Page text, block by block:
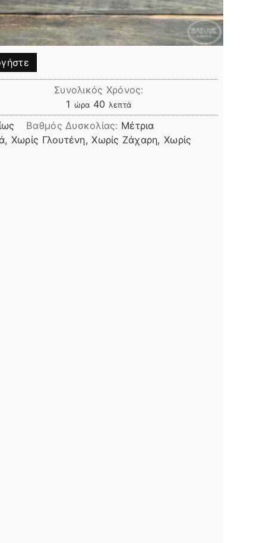
Συνολικός Χρόνος:
1 ώρα
ώρα 40 λεπτά
λεπτά
Βαθμός Δυσκολίας: Μέτρια
Χωρίς Γλουτένη, Χωρίς Ζάχαρη, Χωρίς